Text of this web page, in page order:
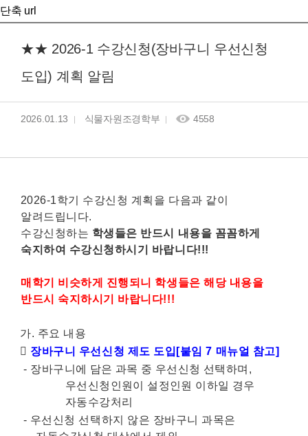
단축 url
★★ 2026-1 수강신청(장바구니 우선신청
도입) 계획 알림
2026.01.13 식물자원조경학부 4558
2026-1학기 수강신청 계획을 다음과 같이
알려드립니다.
수강신청하는 학생들은 반드시 내용을 꼼꼼하게
숙지하여 수강신청하시기 바랍니다!!!
매학기 비슷하게 진행되니 학생들은 해당 내용을
반드시 숙지하시기 바랍니다!!!
가. 주요 내용
 장바구니 우선신청 제도 도입 [붙임7 매뉴얼 참고]
- 장바구니에 담은 과목 중 우선신청 선택하며 ,
우선신청인원이 설정인원 이하일 경우
자동수강처리
- 우선신청 선택하지 않은 장바구니 과목은